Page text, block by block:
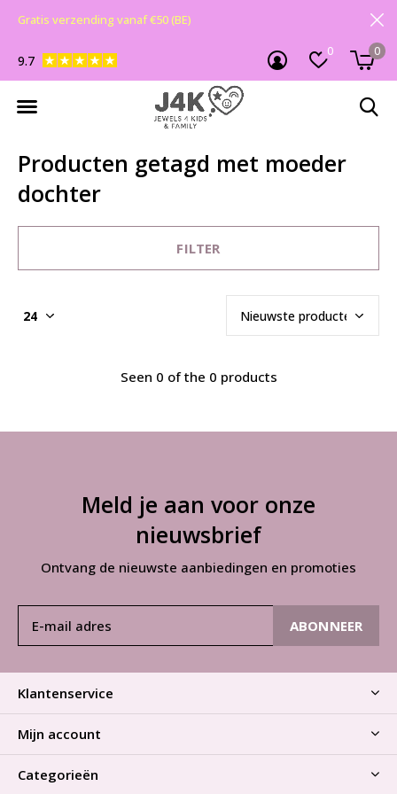
0 0
9.7
Gratis verzending vanaf €50 (BE)
Producten getagd met moeder
dochter
FILTER
Seen 0 of the 0 products
Meld je aan voor onze
nieuwsbrief
Ontvang de nieuwste aanbiedingen en promoties
ABONNEER
Klantenservice
Mijn account
Categorieën